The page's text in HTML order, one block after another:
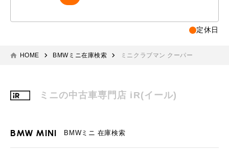
定休日
HOME BMWミニ在庫検索 ミニクラブマン クーパー
ミニの中古車専門店 iR(イール)
BMW MINI BMWミニ 在庫検索